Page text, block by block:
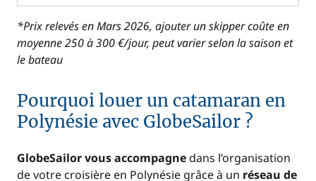
*Prix relevés en Mars 2026, ajouter un skipper coûte en
moyenne 250 à 300 €/jour, peut varier selon la saison et
le bateau
Pourquoi louer un catamaran en
Polynésie avec GlobeSailor ?
GlobeSailor vous accompagnedans l’organisation
de votre croisière en Polynésie grâce à un réseau de